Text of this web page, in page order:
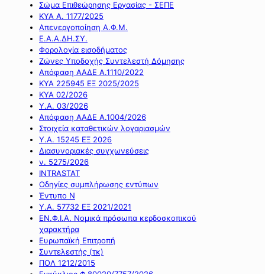
Σώμα Επιθεώρησης Εργασίας - ΣΕΠΕ
ΚΥΑ Α. 1177/2025
Απενεργοποίηση Α.Φ.Μ.
Ε.Α.Α.ΔΗ.ΣΥ.
Φορολογία εισοδήματος
Ζώνες Υποδοχής Συντελεστή Δόμησης
Απόφαση ΑΑΔΕ Α.1110/2022
ΚΥΑ 225945 ΕΞ 2025/2025
ΚΥΑ 02/2026
Υ.Α. 03/2026
Απόφαση ΑΑΔΕ Α.1004/2026
Στοιχεία καταθετικών λογαριασμών
Υ.Α. 15245 ΕΞ 2026
Διασυνοριακές συγχωνεύσεις
ν. 5275/2026
INTRASTAT
Οδηγίες συμπλήρωσης εντύπων
Έντυπο Ν
Υ.Α. 57732 ΕΞ 2021/2021
ΕΝ.Φ.Ι.Α. Νομικά πρόσωπα κερδοσκοπικού
χαρακτήρα
Ευρωπαϊκή Επιτροπή
Συντελεστής (τκ)
ΠΟΛ 1212/2015